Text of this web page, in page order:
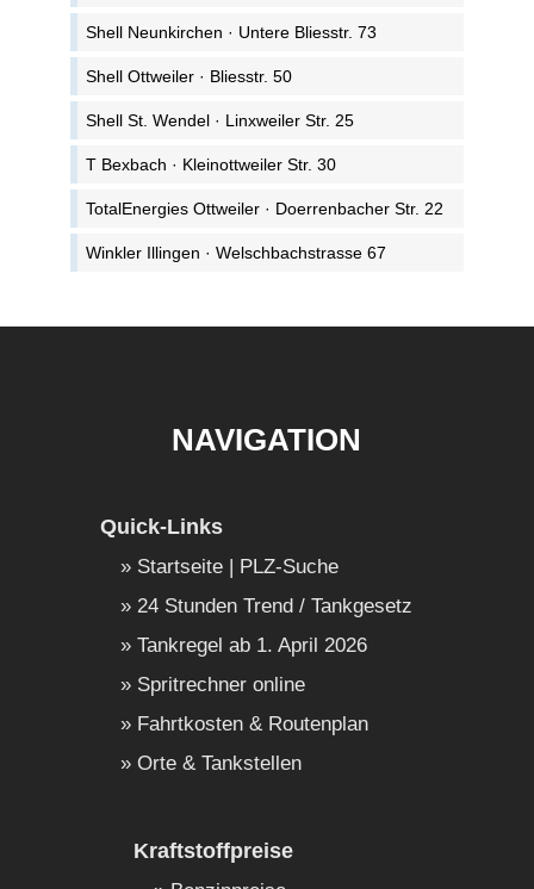
Shell Neunkirchen · Untere Bliesstr. 73
Shell Ottweiler · Bliesstr. 50
Shell St. Wendel · Linxweiler Str. 25
T Bexbach · Kleinottweiler Str. 30
TotalEnergies Ottweiler · Doerrenbacher Str. 22
Winkler Illingen · Welschbachstrasse 67
NAVIGATION
Quick-Links
Startseite | PLZ-Suche
24 Stunden Trend / Tankgesetz
Tankregel ab 1. April 2026
Spritrechner online
Fahrtkosten & Routenplan
Orte & Tankstellen
Kraftstoffpreise